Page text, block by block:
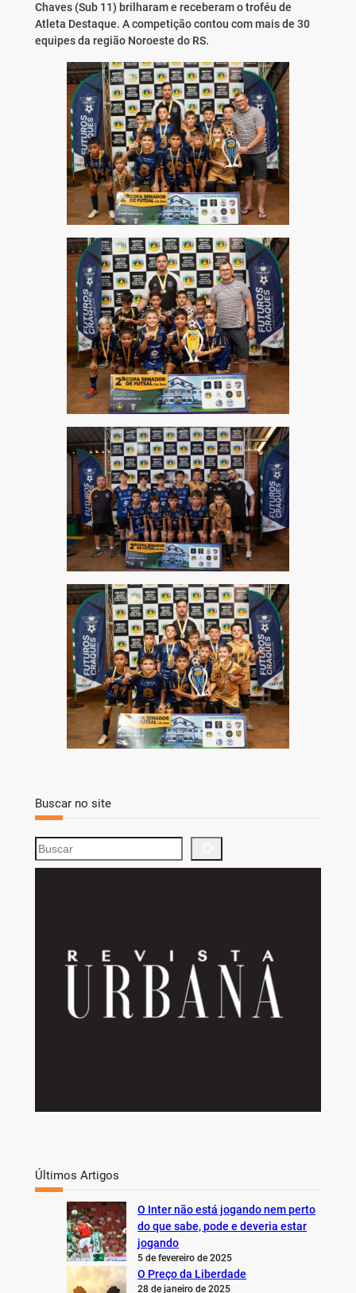
Chaves (Sub 11) brilharam e receberam o troféu de
Atleta Destaque. A competição contou com mais de 30
equipes da região Noroeste do RS.
Buscar no site
S
e
Últimos Artigos
O Inter não está jogando nem perto
do que sabe, pode e deveria estar
jogando
5 de fevereiro de 2025
O Preço da Liberdade
28 de janeiro de 2025